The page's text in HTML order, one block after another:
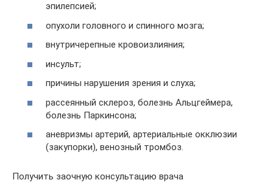
эпилепсией;
опухоли головного и спинного мозга;
внутричерепные кровоизлияния;
инсульт;
причины нарушения зрения и слуха;
рассеянный склероз, болезнь Альцгеймера,
болезнь Паркинсона;
аневризмы артерий, артериальные окклюзии
(закупорки), венозный тромбоз.
Получить заочную консультацию врача